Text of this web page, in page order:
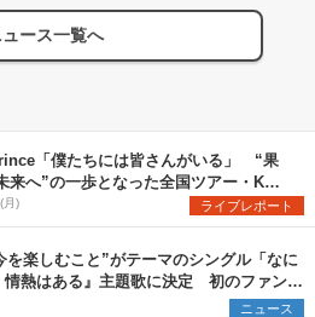
ュース一覧へ
「僕たちには皆さんがいる」 “果
来へ”の一歩となった全国ツアー・Kア
公演をレポート
月) ライブレポート
楽しむこと”がテーマのシングル「なに
情熱はある』主題歌に決定 初のファンミ
ニュース